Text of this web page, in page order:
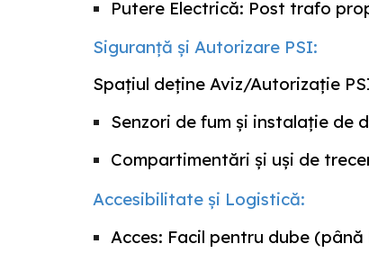
Putere Electrică: Post trafo
Siguranță și Autorizare PSI:
Spațiul deține Aviz/Autorizație
Senzori de fum și instalație de
Compartimentări și uși de
Accesibilitate și Logistică:
Acces: Facil pentru dube